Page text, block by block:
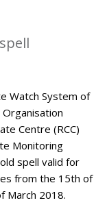
Watch System of
Centre (RCC)
Monitoring
spell valid for
from the 15th of
March 2018.